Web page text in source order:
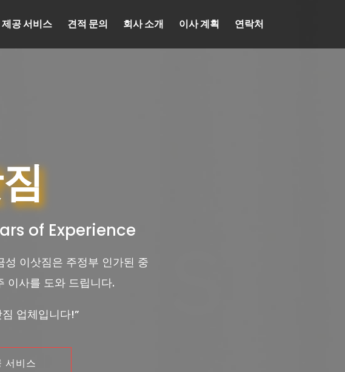
제공 서비스 견적 문의 회사 소개 이사 계획 연락처
of Experience
이삿짐은 주정부 인가된 중
이사를 도와 드립니다.
업체입니다!”
서비스